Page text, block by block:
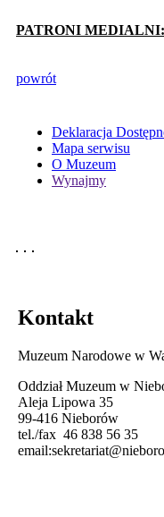
PATRONI MEDIALNI:
powrót
Deklaracja
Mapa serwisu
O Muzeum
Wynajmy
Kontakt
Muzeum Narodowe w
Oddział Muzeum w
Aleja Lipowa 35
99-416 Nieborów
tel./fax 46 838 56 35
email: